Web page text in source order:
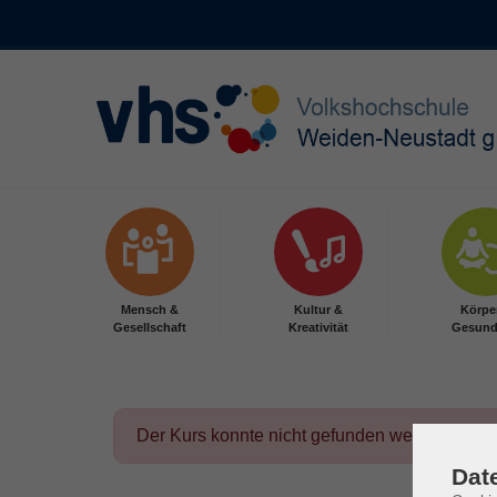
Mensch &
Gesellschaft
Kultur &
Kreativität
Der Kurs konnte nicht gefunden werden.